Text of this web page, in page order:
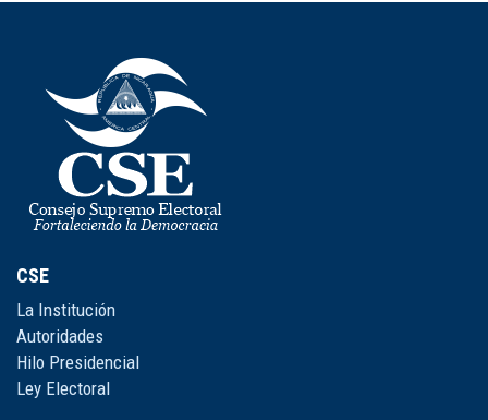
CSE
La Institución
Autoridades
Hilo Presidencial
Ley Electoral